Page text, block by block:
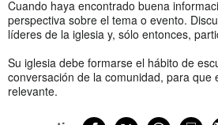
Cuando haya encontrado buena
perspectiva sobre el tema o evento.
líderes de la iglesia y, sólo entonces,
Su iglesia debe formarse el hábito de
conversación de la comunidad, para que
relevante.